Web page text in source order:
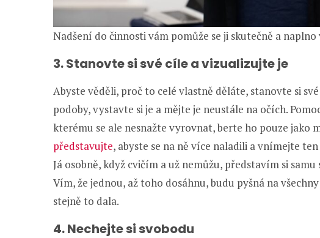
Nadšení do činnosti vám pomůže se ji skutečně a
3. Stanovte si své cíle a vizualizujte je
Abyste věděli, proč to celé vlastně děláte, stanovte si
podoby, vystavte si je a mějte je neustále na očích.
kterému se ale nesnažte vyrovnat, berte ho pouze jako
představujte, abyste se na ně více naladili a vnímejte
Já osobně, když cvičím a už nemůžu, představím si
Vím, že jednou, až toho dosáhnu, budu pyšná na
stejně to dala.
4. Nechejte si svobodu